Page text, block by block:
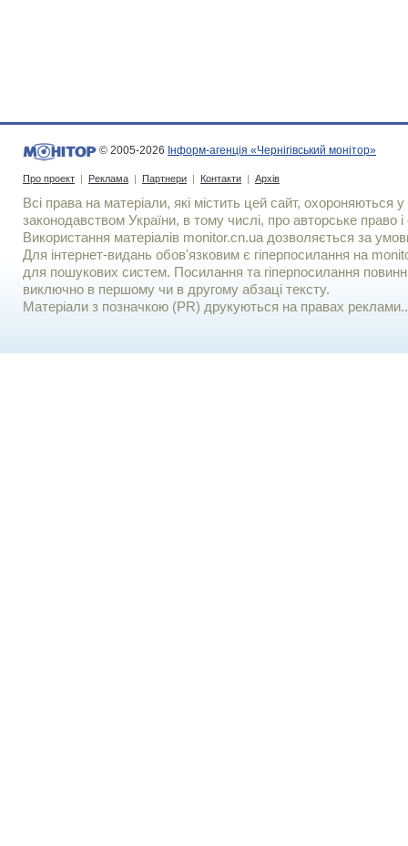
© 2005-2026 Інформ-агенція «Чернігівський монітор»
Про проект | Реклама | Партнери | Контакти | Архів
Всі права на матеріали, які містить цей сайт, охороняються у
законодавством України, в тому числі, про авторське право і
Використання матерiалiв monitor.cn.ua дозволяється за
Для iнтернет-видань обов'язковим є гiперпосилання на
для пошукових систем. Посилання та гіперпосилання
виключно в першому чи в другому абзаці тексту.
Матеріали з позначкою (PR) друкуються на правах реклами..